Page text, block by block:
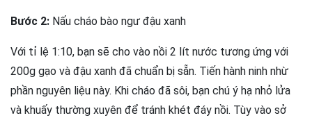
Bước 2: Nấu cháo bào ngư đậu xanh
Với tỉ lệ 1:10, bạn sẽ cho vào nồi 2 lít nước tương ứng với
200g gạo và đậu xanh đã chuẩn bị sẵn. Tiến hành ninh nhừ
phần nguyên liệu này. Khi cháo đã sôi, bạn chú ý hạ nhỏ lửa
và khuấy thường xuyên để tránh khét đáy nồi. Tùy vào sở